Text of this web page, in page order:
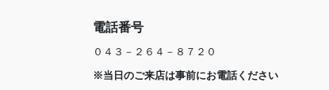
電話番号
０４３－２６４－８７２０
※当日のご来店は事前にお電話ください